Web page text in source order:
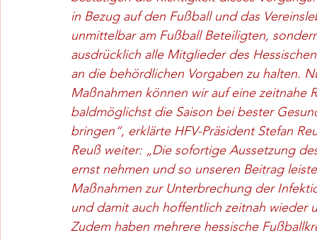
in Bezug auf den Fußball und das
unmittelbar am Fußball Beteiligten,
ausdrücklich alle Mitglieder des
an die behördlichen Vorgaben zu halten.
Maßnahmen können wir auf eine
baldmöglichst die Saison bei bester
bringen“, erklärte HFV-Präsident Stefan
Reuß weiter: „Die sofortige Aussetzung
ernst nehmen und so unseren Beitrag
Maßnahmen zur Unterbrechung der
und damit auch hoffentlich zeitnah
Zudem haben mehrere hessische